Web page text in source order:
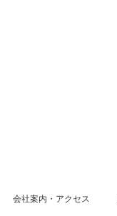
会社案内・アクセス